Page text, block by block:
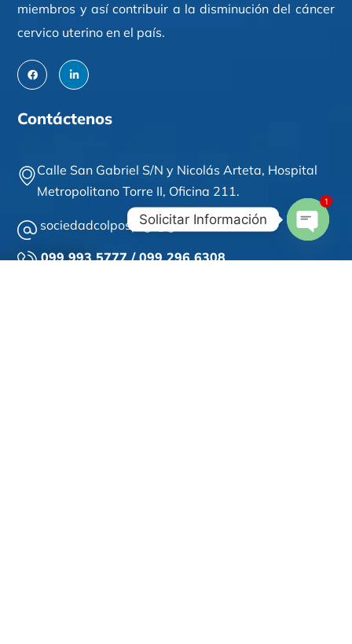
miembros y así contribuir a la disminución del cáncer
cervico uterino en el país.
Contáctenos
Calle San Gabriel S/N y Nicolás Arteta, Hospital
Metropolitano Torre II, Oficina 211.
sociedadcolposptgi@gmail.com
099 993 5777 / 099 296 6308
Solicitar Información
1